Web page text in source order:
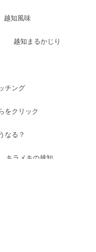
越知風味
越知まるかじり
チング
をクリック
なる？
キラメキの越知